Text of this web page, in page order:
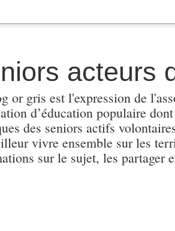
acteurs
or gris est l'expression de
d’éducation populaire
des seniors actifs
vivre ensemble sur les
sur le sujet, les partager